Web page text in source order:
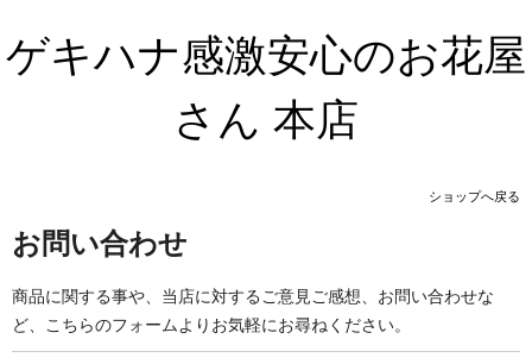
ゲキハナ感激安心のお花屋
さん 本店
ショップへ戻る
お問い合わせ
商品に関する事や、当店に対するご意見ご感想、お問い合わせな
ど、こちらのフォームよりお気軽にお尋ねください。